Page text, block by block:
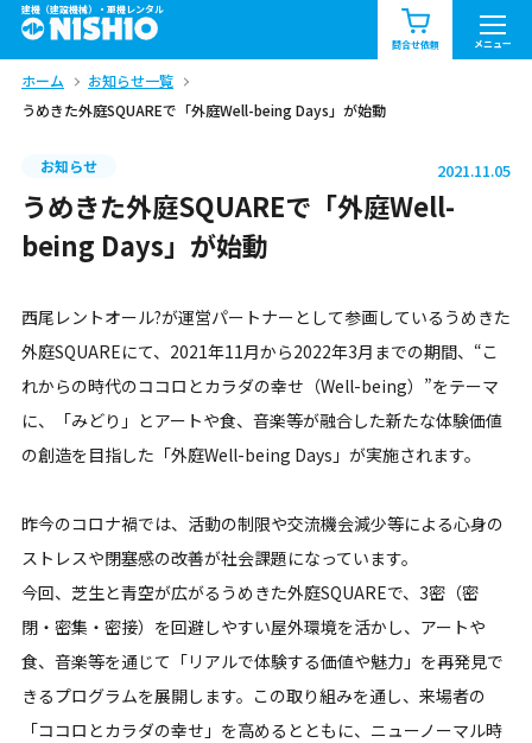
建機（建設機械）・重機レンタル
問合せ依頼 メニュー
商品一覧 お知らせ一覧
問合せ依頼リスト
北海道 東北 関東
中部 関西
九州・沖縄（外部）
ホーム
お知らせ一覧
うめきた外庭SQUAREで「外庭Well-being Days」が始動
お知らせ 2021.11.05
うめきた外庭SQUAREで「外庭Well-
being Days」が始動
西尾レントオール?が運営パートナーとして参画しているうめきた
外庭SQUAREにて、2021年11月から2022年3月までの期間、“こ
れからの時代のココロとカラダの幸せ（Well-being）”をテーマ
に、「みどり」とアートや食、音楽等が融合した新たな体験価値
の創造を目指した「外庭Well-being Days」が実施されます。
昨今のコロナ禍では、活動の制限や交流機会減少等による心身の
ストレスや閉塞感の改善が社会課題になっています。
今回、芝生と青空が広がるうめきた外庭SQUAREで、3密（密
閉・密集・密接）を回避しやすい屋外環境を活かし、アートや
食、音楽等を通じて「リアルで体験する価値や魅力」を再発見で
きるプログラムを展開します。この取り組みを通し、来場者の
「ココロとカラダの幸せ」を高めるとともに、ニューノーマル時